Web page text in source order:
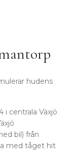
hudens
i centrala Växjö
bil) från
med tåget hit